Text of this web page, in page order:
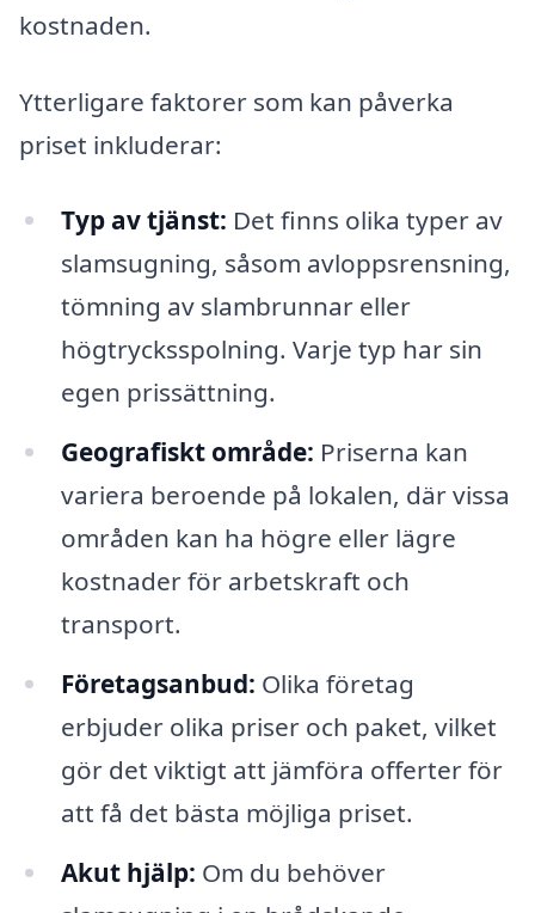
kostnaden.
Ytterligare faktorer som kan påverka
priset inkluderar:
Typ av tjänst: Det finns olika typer av
slamsugning, såsom avloppsrensning,
tömning av slambrunnar eller
högtrycksspolning. Varje typ har sin
egen prissättning.
Geografiskt område: Priserna kan
variera beroende på lokalen, där vissa
områden kan ha högre eller lägre
kostnader för arbetskraft och
transport.
Företagsanbud: Olika företag
erbjuder olika priser och paket, vilket
gör det viktigt att jämföra offerter för
att få det bästa möjliga priset.
Akut hjälp: Om du behöver